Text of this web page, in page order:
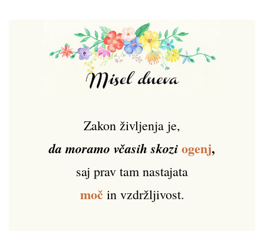
Zakon življenja je,
da moramo včasih skoziogenj,
saj prav tam nastajata
močin vzdržljivost.